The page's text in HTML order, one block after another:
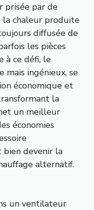
prisée par de
la chaleur produite
diffusée de
les pièces
à ce défi, le
ingénieux, se
économique et
la
un meilleur
économies
devenir la
alternatif.
un ventilateur